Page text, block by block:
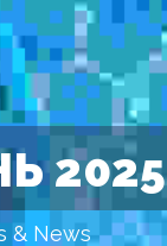
2025
& News